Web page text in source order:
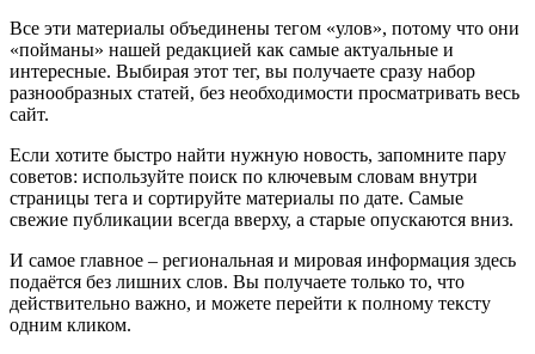
Все эти материалы объединены тегом «улов», потому что они
«пойманы» нашей редакцией как самые актуальные и
интересные. Выбирая этот тег, вы получаете сразу набор
разнообразных статей, без необходимости просматривать весь
сайт.
Если хотите быстро найти нужную новость, запомните пару
советов: используйте поиск по ключевым словам внутри
страницы тега и сортируйте материалы по дате. Самые
свежие публикации всегда вверху, а старые опускаются вниз.
И самое главное – региональная и мировая информация здесь
подаётся без лишних слов. Вы получаете только то, что
действительно важно, и можете перейти к полному тексту
одним кликом.